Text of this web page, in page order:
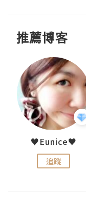
推薦博客
♥Eunice♥
追蹤